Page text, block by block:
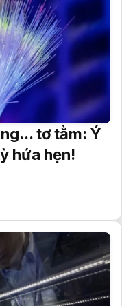
tơ tằm: Ý
hứa hẹn!